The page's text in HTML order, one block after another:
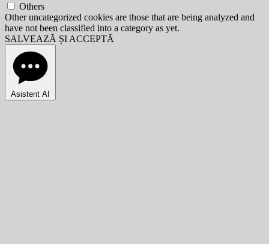
Others
Other uncategorized cookies are those that are being analyzed and
have not been classified into a category as yet.
SALVEAZĂ ȘI ACCEPTĂ
Asistent AI